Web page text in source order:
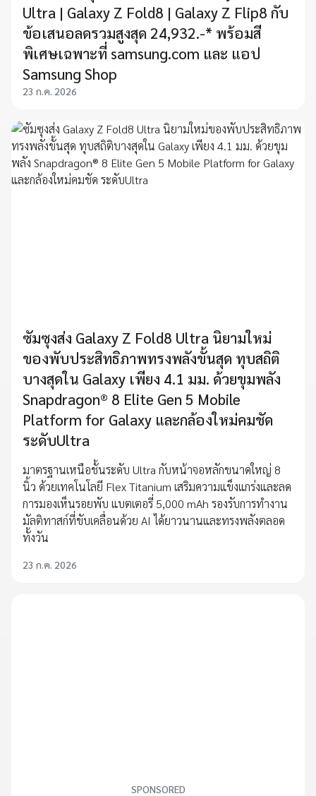
Ultra | Galaxy Z Fold8 | Galaxy Z Flip8 กับ
ข้อเสนอลดรวมสูงสุด 24,932.-* พร้อมสี
พิเศษเฉพาะที่ samsung.com และ แอป
Samsung Shop
23 ก.ค. 2026
ซัมซุงส่ง Galaxy Z Fold8 Ultra นิยามใหม่
ของพับประสิทธิภาพทรงพลังขั้นสุด ทุบสถิติ
บางสุดใน Galaxy เพียง 4.1 มม. ด้วยขุมพลัง
Snapdragon® 8 Elite Gen 5 Mobile
Platform for Galaxy และกล้องใหม่คมชัด
ระดับUltra
มาตรฐานเหนือชั้นระดับ Ultra กับหน้าจอหลักขนาดใหญ่ 8
นิ้ว ด้วยเทคโนโลยี Flex Titanium เสริมความแข็งแกร่งและลด
การมองเห็นรอยพับ แบตเตอรี่ 5,000 mAh รองรับการทำงาน
มัลติทาสก์ที่ขับเคลื่อนด้วย AI ได้ยาวนานและทรงพลังตลอด
ทั้งวัน
23 ก.ค. 2026
SPONSORED